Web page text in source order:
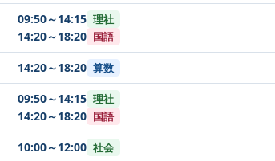
09:50～14:15 理社
14:20～18:20 国語
14:20～18:20 算数
09:50～14:15 理社
14:20～18:20 国語
10:00～12:00 社会